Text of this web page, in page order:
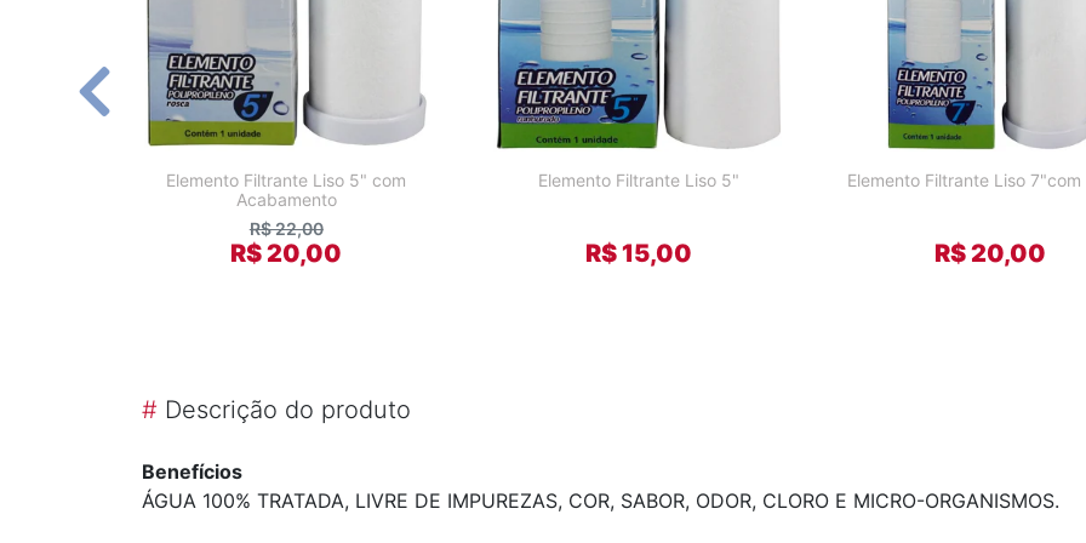
Elemento Filtrante Liso 5" com
Acabamento
R$ 22,00
R$ 20,00
Elemento Filtrante Liso 5"
R$ 15,00
Elemento Filtrante Liso 7"com
R$ 20,00
# Descrição do produto
Benefícios
ÁGUA 100% TRATADA, LIVRE DE IMPUREZAS, COR, SABOR, ODOR, CLORO E MICRO-ORGANISMOS.